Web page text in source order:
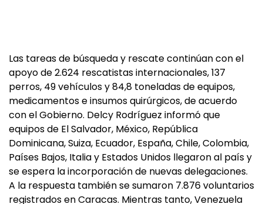
Las tareas de búsqueda y rescate continúan con el
apoyo de 2.624 rescatistas internacionales, 137
perros, 49 vehículos y 84,8 toneladas de equipos,
medicamentos e insumos quirúrgicos, de acuerdo
con el Gobierno. Delcy Rodríguez informó que
equipos de El Salvador, México, República
Dominicana, Suiza, Ecuador, España, Chile, Colombia,
Países Bajos, Italia y Estados Unidos llegaron al país y
se espera la incorporación de nuevas delegaciones.
A la respuesta también se sumaron 7.876 voluntarios
registrados en Caracas. Mientras tanto, Venezuela